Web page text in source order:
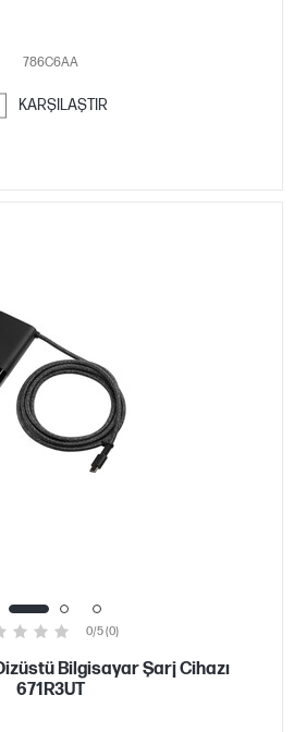
786C6AA
KARŞILAŞTIR
0/5 (0)
Bilgisayar Şarj Cihazı
671R3UT